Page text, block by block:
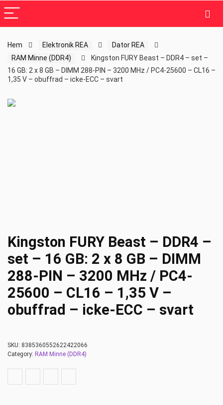
Hem Elektronik REA
Dator REA
RAM Minne (DDR4)
Kingston FURY Beast – DDR4 – set –
16 GB: 2 x 8 GB – DIMM 288-PIN – 3200 MHz / PC4-25600 – CL16 –
1,35 V – obuffrad – icke-ECC – svart
Kingston FURY Beast – DDR4 –
set – 16 GB: 2 x 8 GB – DIMM
288-PIN – 3200 MHz / PC4-
25600 – CL16 – 1,35 V –
obuffrad – icke-ECC – svart
SKU: 8385360552622422066
Category: RAM Minne (DDR4)